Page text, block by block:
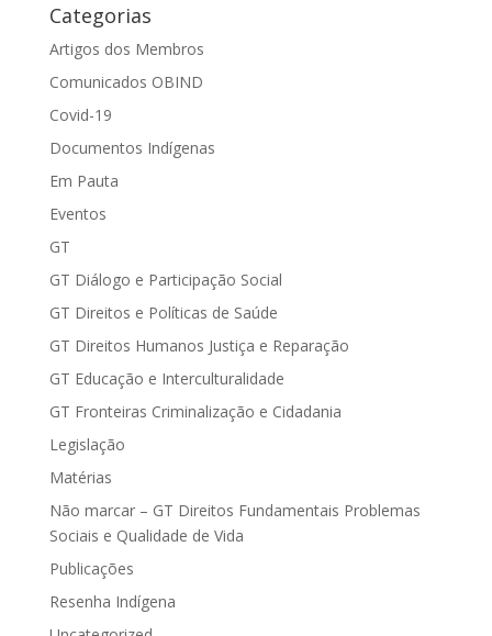
Categorias
Artigos dos Membros
Comunicados OBIND
Covid-19
Documentos Indígenas
Em Pauta
Eventos
GT
GT Diálogo e Participação Social
GT Direitos e Políticas de Saúde
GT Direitos Humanos Justiça e Reparação
GT Educação e Interculturalidade
GT Fronteiras Criminalização e Cidadania
Legislação
Matérias
Não marcar – GT Direitos Fundamentais Problemas
Sociais e Qualidade de Vida
Publicações
Resenha Indígena